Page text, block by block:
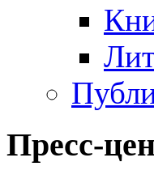
Пресс-